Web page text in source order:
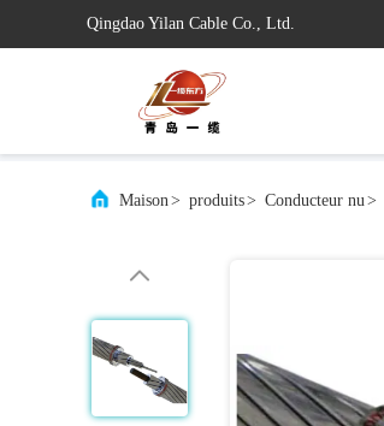
Qingdao Yilan Cable Co., Ltd.
Maison> produits> Conducteur nu>